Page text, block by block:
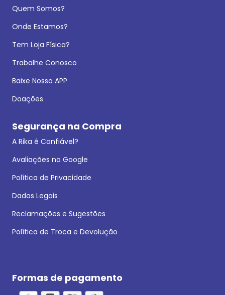
Quem Somos?
Onde Estamos?
Tem Loja Física?
Trabalhe Conosco
Baixe Nosso APP
Doações
Segurança na Compra
A Rika é Confiável?
Avaliações no Google
Política de Privacidade
Dados Legais
Reclamações e Sugestões
Política de Troca e Devolução
Formas de pagamento